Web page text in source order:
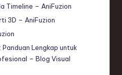
Timeline – AniFuzion
3D – AniFuzion
Lengkap untuk
– Blog Visual